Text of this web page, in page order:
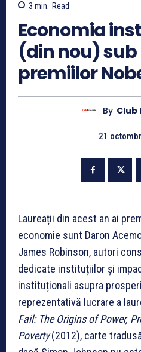
3 min. Read
Economia
(din nou)
premiilor
By Club
21
Laureații din acest an ai
economie sunt Daron
James Robinson, autori
dedicate instituțiilor și
instituționali asupra
reprezentativă lucrare a
Fail: The Origins of Power,
Poverty(2012), carte